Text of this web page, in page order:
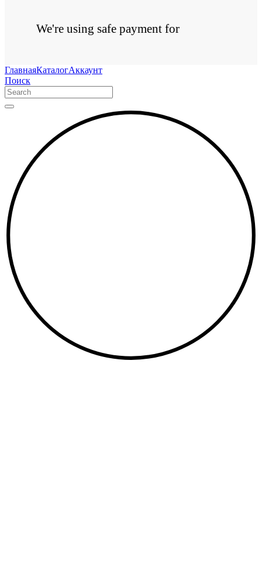
We're using safe payment for
ГлавнаяКаталогАккаунт
Поиск